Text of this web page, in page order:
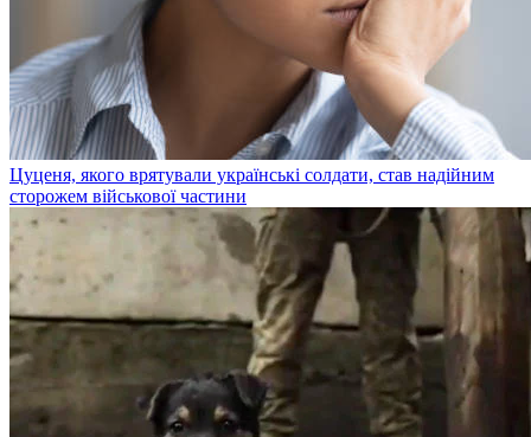
Цуценя, якого врятували українські солдати, став надійним
сторожем військової частини